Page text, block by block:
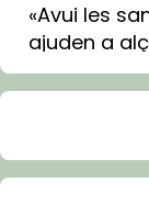
«Avui les
ajuden a
Mons.
Santes de
🔗